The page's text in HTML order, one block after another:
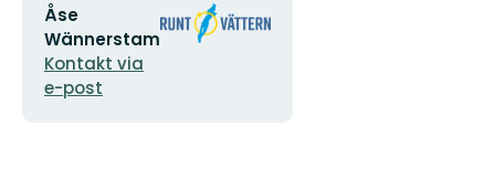
E-
postadress
Åse
Wännerstam
Kontakt via
e-post
Organisationens
logotyp